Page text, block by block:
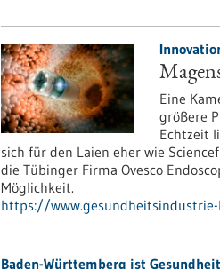
Eine
größere
Echtzeit
sich für den Laien eher wie
die Tübinger Firma Ovesco
Möglichkeit.
https://
Baden-Württemberg ist